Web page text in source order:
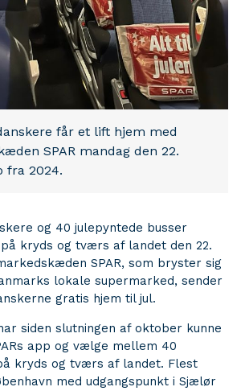
får et lift hjem med
SPAR mandag den 22.
fra 2024.
og 40 julepyntede busser
kryds og tværs af landet den 22.
SPAR, som bryster sig
lokale supermarked, sender
gratis hjem til jul.
siden slutningen af oktober kunne
app og vælge mellem 40
kryds og tværs af landet. Flest
med udgangspunkt i Sjælør